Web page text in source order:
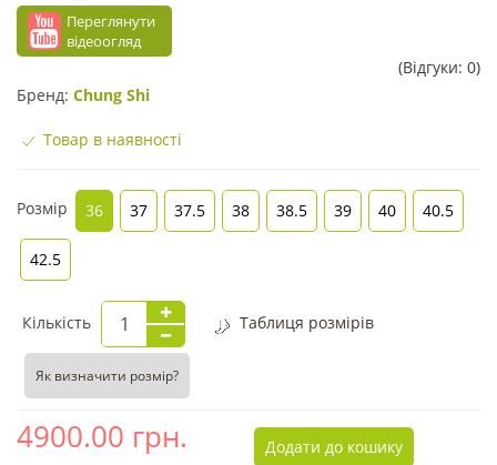
Переглянути
відеоогляд
(Відгуки: 0)
Бренд: Chung Shi
Товар в наявності
Розмір 36 37 37.5 38 38.5 39 40 40.5
42.5
Кількість Таблиця розмірів
Як визначити розмір?
4900.00 грн. Додати до кошику